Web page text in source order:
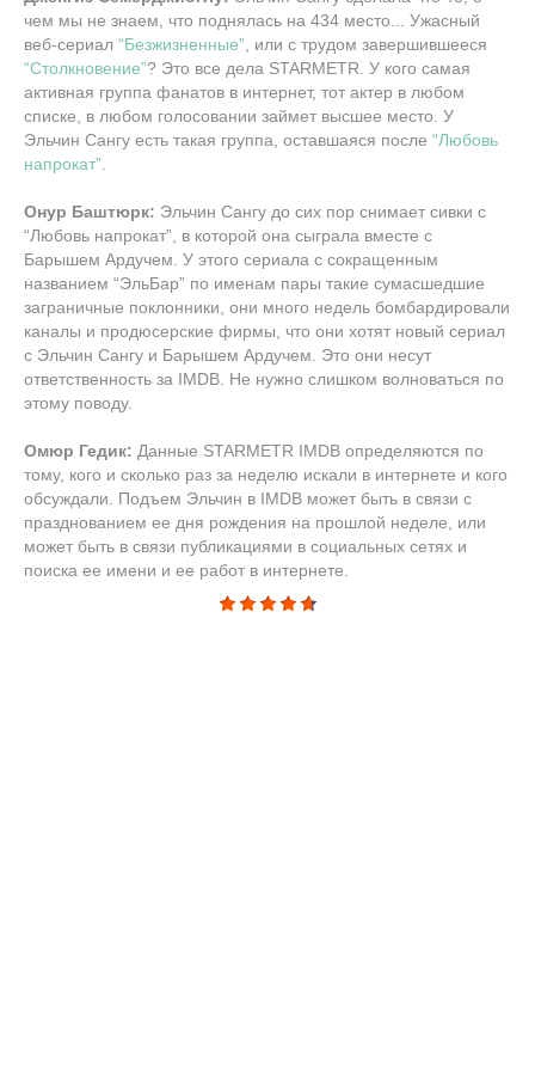
чем мы не знаем, что поднялась на 434 место... Ужасный
веб-сериал “Безжизненные” , или с трудом завершившееся
“Столкновение”? Это все дела STARMETR. У кого самая
активная группа фанатов в интернет, тот актер в любом
списке, в любом голосовании займет высшее место. У
Эльчин Сангу есть такая группа, оставшаяся после “Любовь
напрокат”
Онур Баштюрк: Эльчин Сангу до сих пор снимает сивки с
“Любовь напрокат”, в которой она сыграла вместе с
Барышем Ардучем. У этого сериала с сокращенным
названием “ЭльБар” по именам пары такие сумасшедшие
заграничные поклонники, они много недель бомбардировали
каналы и продюсерские фирмы, что они хотят новый сериал
с Эльчин Сангу и Барышем Ардучем. Это они несут
ответственность за IMDB. Не нужно слишком волноваться по
этому поводу.
Омюр Гедик: Данные STARMETR IMDB определяются по
тому, кого и сколько раз за неделю искали в интернете и кого
обсуждали. Подъем Эльчин в IMDB может быть в связи с
празднованием ее дня рождения на прошлой неделе, или
может быть в связи публикациями в социальных сетях и
поиска ее имени и ее работ в интернете.